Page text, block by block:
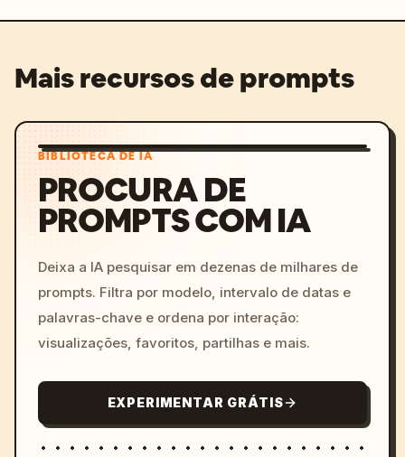
Mais recursos de prompts
BIBLIOTECA DE IA
PROCURA DE
PROMPTS COM IA
Deixa a IA pesquisar em dezenas de milhares de
prompts. Filtra por modelo, intervalo de datas e
palavras-chave e ordena por interação:
visualizações, favoritos, partilhas e mais.
EXPERIMENTAR GRÁTIS